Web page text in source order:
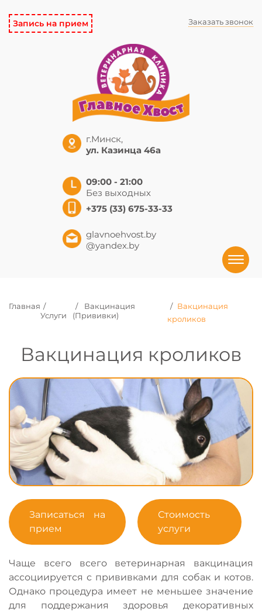
Запись на прием Заказать звонок
+375 (33) 675-33-33
glavnoehvost.by
@yandex.by
г.Минск,
ул. Казинца 46а
09:00 - 21:00
Без выходных
Главная
Услуги
Вакцинация
(Прививки)
Вакцинация
кроликов
Вакцинация кроликов
Записаться на
прием
Стоимость
услуги
Чаще всего всего ветеринарная вакцинация
ассоциируется с прививками для собак и котов.
Однако процедура имеет не меньшее значение
для поддержания здоровья декоративных